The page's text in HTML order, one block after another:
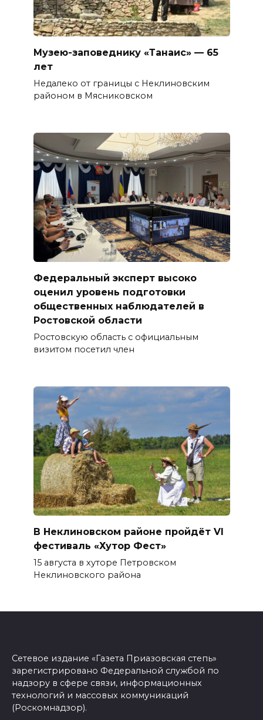
Музею-заповеднику «Танаис» — 65
лет
Недалеко от границы с Неклиновским
районом в Мясниковском
Федеральный эксперт высоко
оценил уровень подготовки
общественных наблюдателей в
Ростовской области
Ростовскую область с официальным
визитом посетил член
В Неклиновском районе пройдёт VI
фестиваль «Хутор Фест»
15 августа в хуторе Петровском
Неклиновского района
Сетевое издание «Газета Приазовская степь»
зарегистрировано Федеральной службой по
надзору в сфере связи, информационных
технологий и массовых коммуникаций
(Роскомнадзор).